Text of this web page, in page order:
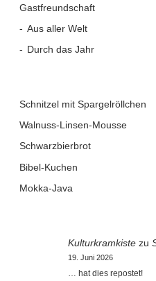
Gastfreundschaft
Aus aller Welt
Durch das Jahr
Schnitzel mit Spargelröllchen
Walnuss-Linsen-Mousse
Schwarzbierbrot
Bibel-Kuchen
Mokka-Java
Kulturkramkiste zu
19. Juni 2026
… hat dies repostet!